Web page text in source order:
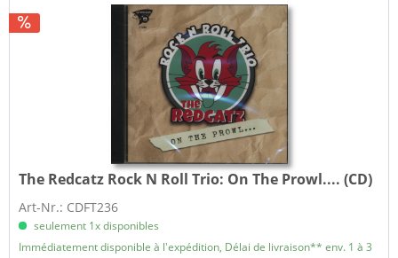
The Redcatz Rock N Roll Trio: On The Prowl.... (CD)
Art-Nr.: CDFT236
seulement 1x disponibles
Immédiatement disponible à l'expédition, Délai de livraison** env. 1 à 3